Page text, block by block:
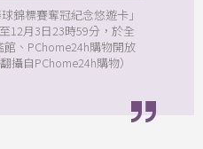
錦標賽奪冠紀念悠遊卡」
12月3日23時59分，於全
、PChome24h購物開放
攝自PChome24h購物）